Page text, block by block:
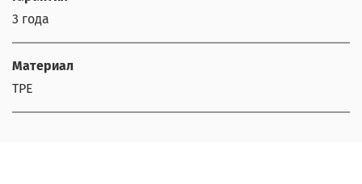
3 года
Материал
TPE